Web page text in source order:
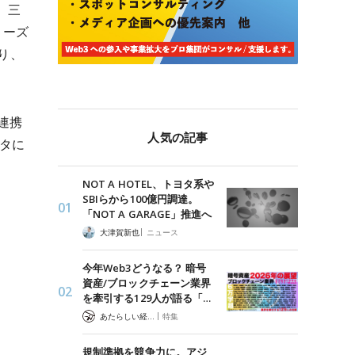
三
ズ
携
に
人気の記事
NOT A HOTEL、トヨタ系や
SBIらから100億円調達。
「NOT A GARAGE」推進へ
大津賀新也| ニュース
今年Web3どうなる？ 暗号
資産/ブロックチェーン業界
を牽引する129人が語る「…
| 特集
規制準拠を競争力に。アジ